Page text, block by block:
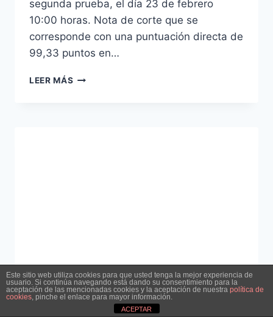
segunda prueba, el día 23 de febrero
10:00 horas. Nota de corte que se
corresponde con una puntuación directa de
99,33 puntos en…
LEER MÁS RESULTADOS
INFORMACIÓN ACADEMIA
Este sitio web utiliza cookies para que usted tenga la mejor experiencia de
usuario. Si continúa navegando está dando su consentimiento para la
aceptación de las mencionadas cookies y la aceptación de nuestra política de
cookies, pinche el enlace para mayor información.
ACEPTAR